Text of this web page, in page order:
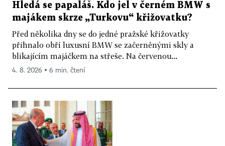
Hledá se papaláš. Kdo jel v černém BMW s
majákem skrze „Turkovu“ křižovatku?
Před několika dny se do jedné pražské křižovatky
přihnalo obří luxusní BMW se začerněnými skly a
blikajícím majáčkem na střeše. Na červenou...
4. 8. 2026 ▪ 6 min. čtení